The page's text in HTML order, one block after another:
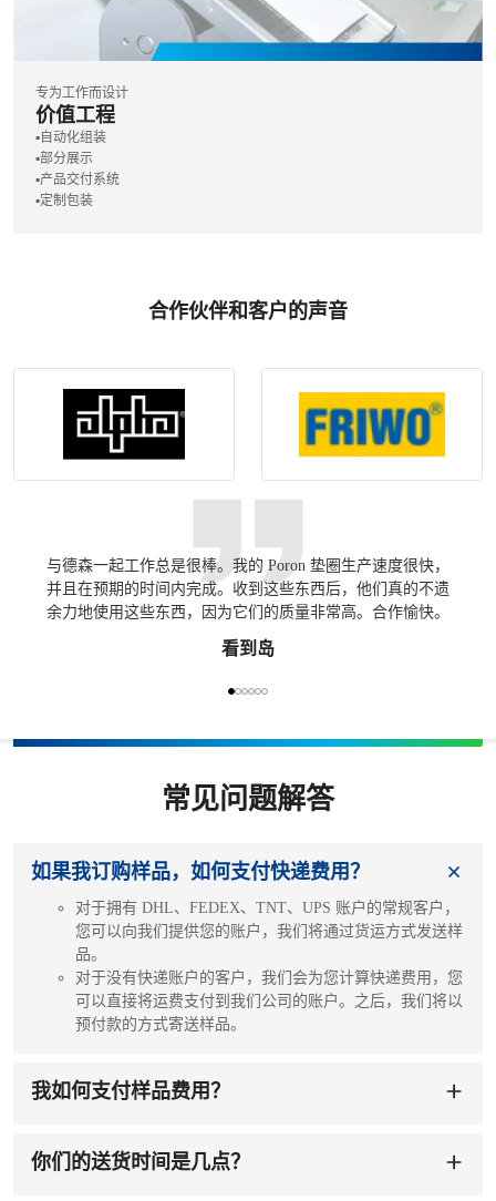
专为工作而设计
价值工程
▪️自动化组装
▪️部分展示
▪️产品交付系统
▪️定制包装
合作伙伴和客户的声音
与德森一起工作总是很棒。我的 Poron 垫圈生产速度很快，
并且在预期的时间内完成。收到这些东西后，他们真的不遗
余力地使用这些东西，因为它们的质量非常高。合作愉快。
看到岛
常见问题解答
如果我订购样品，如何支付快递费用？
对于拥有 DHL、FEDEX、TNT、UPS 账户的常规客户，
您可以向我们提供您的账户，我们将通过货运方式发送样
品。
对于没有快递账户的客户，我们会为您计算快递费用，您
可以直接将运费支付到我们公司的账户。之后，我们将以
预付款的方式寄送样品。
我如何支付样品费用？
你们的送货时间是几点？